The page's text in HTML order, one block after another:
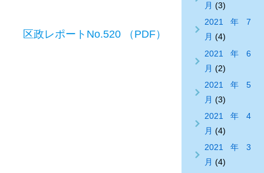
区政レポートNo.520 （PDF）
月 (3)
2021年7
月 (4)
2021年6
月 (2)
2021年5
月 (3)
2021年4
月 (4)
2021年3
月 (4)